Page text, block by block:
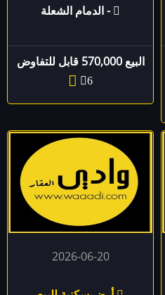
- الدمام الشعلة
البيع 570,000 قابل للتفاوض
6
2026-06-20